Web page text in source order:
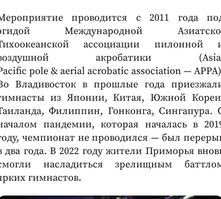
проводится с 2011 года
Международной
ассоциации пилонной
акробатики
pole & aerial acrobatic association —
Владивосток в прошлые года
из Японии, Китая, Южной
Филиппин, Гонконга, Сингапура.
пандемии, которая началась в
чемпионат не проводился — был
два года. В 2022 году жители Приморья
насладиться зрелищным
гимнастов.